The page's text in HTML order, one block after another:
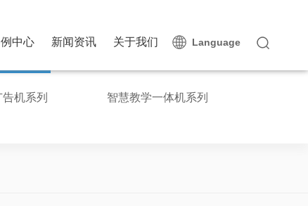
Language
中心 新闻资讯 关于我们
机系列
智慧教学一体机系列